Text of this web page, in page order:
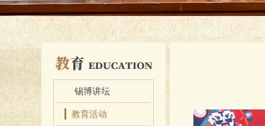
锡博讲坛
教育活动